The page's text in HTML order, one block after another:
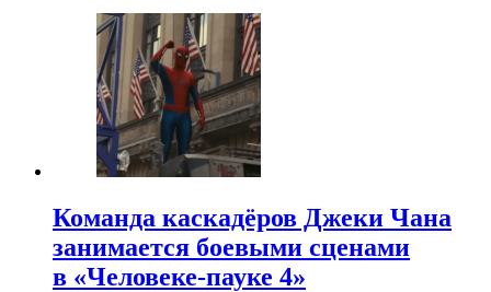
Команда каскадёров Джеки Чана
занимается боевыми сценами
в «Человеке-пауке 4»